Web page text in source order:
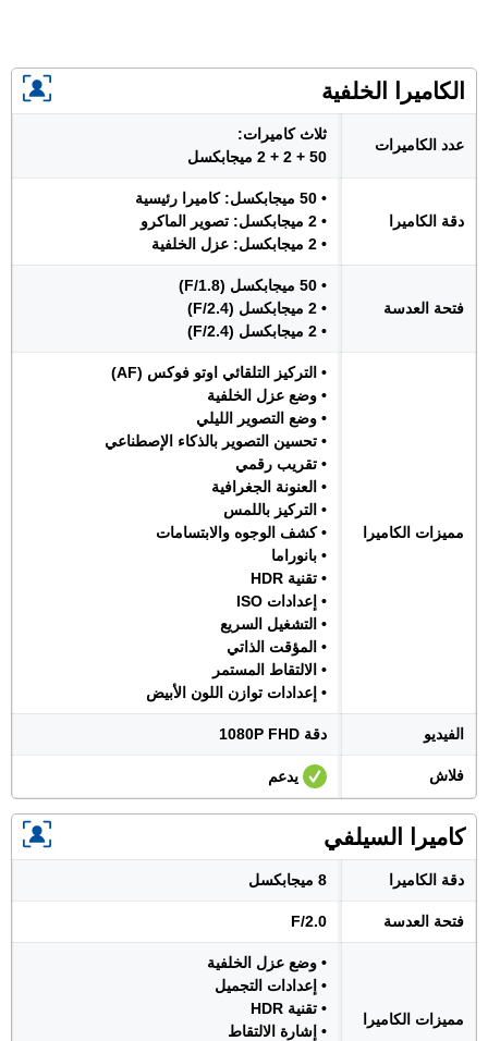
الكاميرا الخلفية
عدد الكاميرات
ثلاث كاميرات:
50 + 2 + 2 ميجابكسل
دقة الكاميرا
• 50 ميجابكسل: كاميرا رئيسية
• 2 ميجابكسل: تصوير الماكرو
• 2 ميجابكسل: عزل الخلفية
فتحة العدسة
• 50 ميجابكسل (F/1.8)
• 2 ميجابكسل (F/2.4)
• 2 ميجابكسل (F/2.4)
مميزات الكاميرا
• التركيز التلقائي اوتو فوكس (AF)
• وضع عزل الخلفية
• وضع التصوير الليلي
• تحسين التصوير بالذكاء الإصطناعي
• تقريب رقمي
• العنونة الجغرافية
• التركيز باللمس
• كشف الوجوه والابتسامات
• بانوراما
• تقنية HDR
• إعدادات ISO
• التشغيل السريع
• المؤقت الذاتي
• الالتقاط المستمر
• إعدادات توازن اللون الأبيض
الفيديو دقة 1080P FHD
فلاش يدعم
كاميرا السيلفي
دقة الكاميرا 8 ميجابكسل
فتحة العدسة F/2.0
مميزات الكاميرا
• وضع عزل الخلفية
• إعدادات التجميل
• تقنية HDR
• إشارة الالتقاط